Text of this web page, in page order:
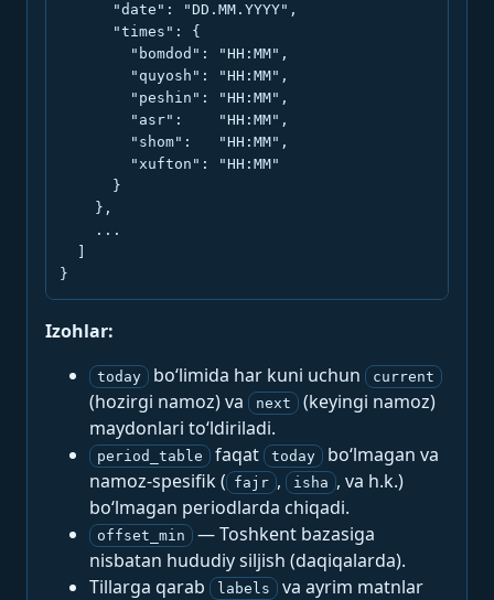
      "date": "DD.MM.YYYY",
      "times": {
        "bomdod": "HH:MM",
        "quyosh": "HH:MM",
        "peshin": "HH:MM",
        "asr":    "HH:MM",
        "shom":   "HH:MM",
        "xufton": "HH:MM"
      }
    },
    ...
}
Izohlar:
today bo‘limida har kuni uchun current
(hozirgi namoz) va next
(keyingi namoz)
maydonlari to‘ldiriladi.
period_table faqat today
bo‘lmagan va
namoz-spesifik ( fajr , isha , va h.k.)
bo‘lmagan periodlarda chiqadi.
offset_min
— Toshkent bazasiga
nisbatan hududiy siljish (daqiqalarda).
Tillarga qarab
labels
va ayrim matnlar